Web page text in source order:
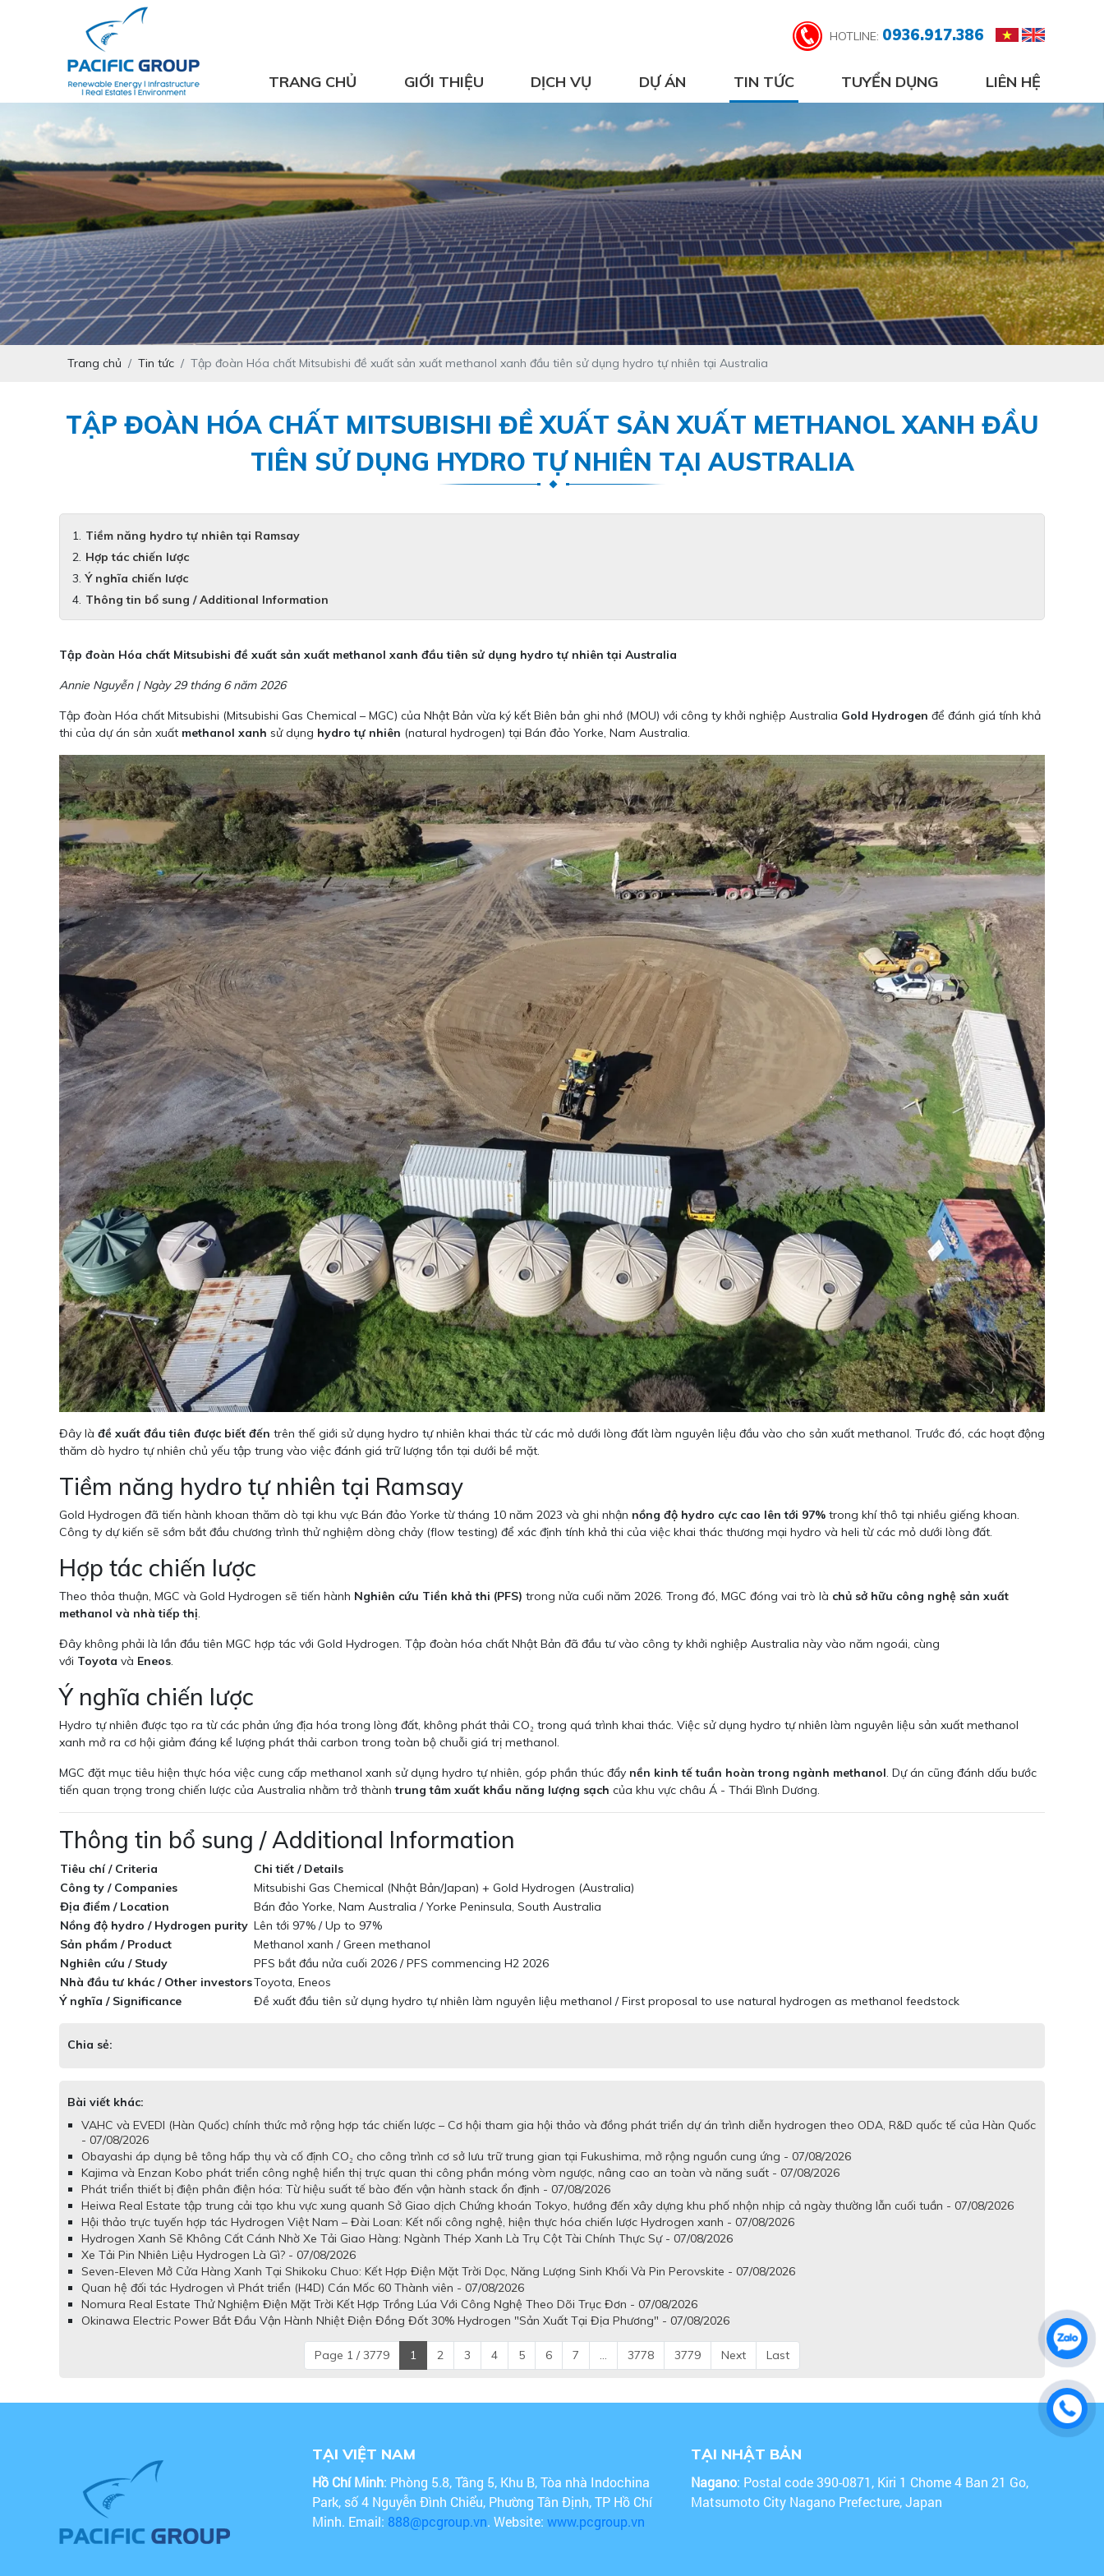
HOTLINE: 0936.917.386
TRANG CHỦ GIỚI THIỆU DỊCH VỤ DỰ ÁN TIN TỨC TUYỂN DỤNG LIÊN HỆ
Trang chủ Tin tức Tập đoàn Hóa chất Mitsubishi đề xuất sản xuất methanol xanh đầu tiên sử dụng hydro tự nhiên tại Australia
TẬP ĐOÀN HÓA CHẤT MITSUBISHI ĐỀ XUẤT SẢN XUẤT METHANOL XANH ĐẦU
TIÊN SỬ DỤNG HYDRO TỰ NHIÊN TẠI AUSTRALIA
Tiềm năng hydro tự nhiên tại Ramsay
Hợp tác chiến lược
Ý nghĩa chiến lược
Thông tin bổ sung / Additional Information
Tập đoàn Hóa chất Mitsubishi đề xuất sản xuất methanol xanh đầu tiên sử dụng hydro tự nhiên tại Australia
Annie Nguyễn | Ngày 29 tháng 6 năm 2026
Tập đoàn Hóa chất Mitsubishi (Mitsubishi Gas Chemical – MGC) của Nhật Bản vừa ký kết Biên bản ghi nhớ (MOU) với công ty khởi nghiệp Australia Gold Hydrogen để đánh giá tính khả
thi của dự án sản xuất methanol xanh sử dụng hydro tự nhiên (natural hydrogen) tại Bán đảo Yorke, Nam Australia.
Đây là đề xuất đầu tiên được biết đến trên thế giới sử dụng hydro tự nhiên khai thác từ các mỏ dưới lòng đất làm nguyên liệu đầu vào cho sản xuất methanol. Trước đó, các hoạt động
thăm dò hydro tự nhiên chủ yếu tập trung vào việc đánh giá trữ lượng tồn tại dưới bề mặt.
Tiềm năng hydro tự nhiên tại Ramsay
Gold Hydrogen đã tiến hành khoan thăm dò tại khu vực Bán đảo Yorke từ tháng 10 năm 2023 và ghi nhận nồng độ hydro cực cao lên tới 97% trong khí thô tại nhiều giếng khoan.
Công ty dự kiến sẽ sớm bắt đầu chương trình thử nghiệm dòng chảy (flow testing) để xác định tính khả thi của việc khai thác thương mại hydro và heli từ các mỏ dưới lòng đất.
Hợp tác chiến lược
Theo thỏa thuận, MGC và Gold Hydrogen sẽ tiến hành Nghiên cứu Tiền khả thi (PFS) trong nửa cuối năm 2026. Trong đó, MGC đóng vai trò là chủ sở hữu công nghệ sản xuất
methanol và nhà tiếp thị.
Đây không phải là lần đầu tiên MGC hợp tác với Gold Hydrogen. Tập đoàn hóa chất Nhật Bản đã đầu tư vào công ty khởi nghiệp Australia này vào năm ngoái, cùng
với Toyota và Eneos.
Ý nghĩa chiến lược
Hydro tự nhiên được tạo ra từ các phản ứng địa hóa trong lòng đất, không phát thải CO₂ trong quá trình khai thác. Việc sử dụng hydro tự nhiên làm nguyên liệu sản xuất methanol
xanh mở ra cơ hội giảm đáng kể lượng phát thải carbon trong toàn bộ chuỗi giá trị methanol.
MGC đặt mục tiêu hiện thực hóa việc cung cấp methanol xanh sử dụng hydro tự nhiên, góp phần thúc đẩy nền kinh tế tuần hoàn trong ngành methanol. Dự án cũng đánh dấu bước
tiến quan trọng trong chiến lược của Australia nhằm trở thànhtrung tâm xuất khẩu năng lượng sạch của khu vực châu Á - Thái Bình Dương.
Thông tin bổ sung / Additional Information
Tiêu chí / Criteria
Chi tiết / Details
Công ty / Companies
Mitsubishi Gas Chemical (Nhật Bản/Japan) + Gold Hydrogen (Australia)
Địa điểm / Location
Bán đảo Yorke, Nam Australia / Yorke Peninsula, South Australia
Nồng độ hydro / Hydrogen purity Lên tới 97% / Up to 97%
Sản phẩm / Product
Methanol xanh / Green methanol
Nghiên cứu / Study
PFS bắt đầu nửa cuối 2026 / PFS commencing H2 2026
Nhà đầu tư khác / Other investorsToyota, Eneos
Ý nghĩa / Significance
Đề xuất đầu tiên sử dụng hydro tự nhiên làm nguyên liệu methanol / First proposal to use natural hydrogen as methanol feedstock
Chia sẻ:
Bài viết khác:
VAHC và EVEDI (Hàn Quốc) chính thức mở rộng hợp tác chiến lược – Cơ hội tham gia hội thảo và đồng phát triển dự án trình diễn hydrogen theo ODA, R&D quốc tế của Hàn Quốc
- 07/08/2026
Obayashi áp dụng bê tông hấp thụ và cố định CO₂ cho công trình cơ sở lưu trữ trung gian tại Fukushima, mở rộng nguồn cung ứng - 07/08/2026
Kajima và Enzan Kobo phát triển công nghệ hiển thị trực quan thi công phần móng vòm ngược, nâng cao an toàn và năng suất - 07/08/2026
Phát triển thiết bị điện phân điện hóa: Từ hiệu suất tế bào đến vận hành stack ổn định - 07/08/2026
Heiwa Real Estate tập trung cải tạo khu vực xung quanh Sở Giao dịch Chứng khoán Tokyo, hướng đến xây dựng khu phố nhộn nhịp cả ngày thường lẫn cuối tuần - 07/08/2026
Hội thảo trực tuyến hợp tác Hydrogen Việt Nam – Đài Loan: Kết nối công nghệ, hiện thực hóa chiến lược Hydrogen xanh - 07/08/2026
Hydrogen Xanh Sẽ Không Cất Cánh Nhờ Xe Tải Giao Hàng: Ngành Thép Xanh Là Trụ Cột Tài Chính Thực Sự - 07/08/2026
Xe Tải Pin Nhiên Liệu Hydrogen Là Gì? - 07/08/2026
Seven-Eleven Mở Cửa Hàng Xanh Tại Shikoku Chuo: Kết Hợp Điện Mặt Trời Dọc, Năng Lượng Sinh Khối Và Pin Perovskite - 07/08/2026
Quan hệ đối tác Hydrogen vì Phát triển (H4D) Cán Mốc 60 Thành viên - 07/08/2026
Nomura Real Estate Thử Nghiệm Điện Mặt Trời Kết Hợp Trồng Lúa Với Công Nghệ Theo Dõi Trục Đơn - 07/08/2026
Okinawa Electric Power Bắt Đầu Vận Hành Nhiệt Điện Đồng Đốt 30% Hydrogen "Sản Xuất Tại Địa Phương" - 07/08/2026
Page 1 / 3779 1 2 3 4 5 6 7 ... 3778 3779 Next Last
TẠI VIỆT NAM
Hồ Chí Minh: Phòng 5.8, Tầng 5, Khu B, Tòa nhà Indochina
Park, số 4 Nguyễn Đình Chiểu, Phường Tân Định, TP Hồ Chí
Minh. Email: 888@pcgroup.vn. Website: www.pcgroup.vn
TẠI NHẬT BẢN
Nagano: Postal code 390-0871, Kiri 1 Chome 4 Ban 21 Go,
Matsumoto City Nagano Prefecture, Japan